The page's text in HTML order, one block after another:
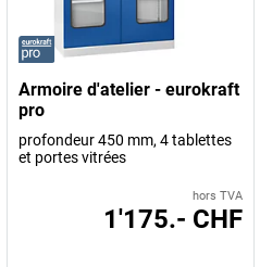
Armoire d'atelier - eurokraft
pro
profondeur 450 mm, 4 tablettes
et portes vitrées
hors TVA
1'175.- CHF